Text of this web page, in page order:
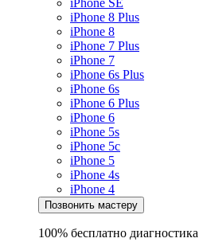
iPhone SE
iPhone 8 Plus
iPhone 8
iPhone 7 Plus
iPhone 7
iPhone 6s Plus
iPhone 6s
iPhone 6 Plus
iPhone 6
iPhone 5s
iPhone 5c
iPhone 5
iPhone 4s
iPhone 4
Позвонить мастеру
100% бесплатно диагностика